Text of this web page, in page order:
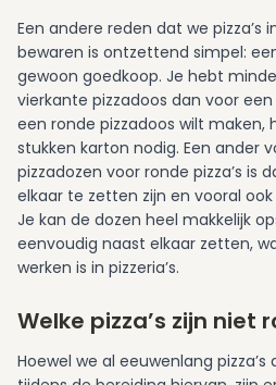
Een andere reden dat we pizza’s
bewaren is ontzettend simpel:
gewoon goedkoop. Je hebt
vierkante pizzadoos dan voor
een ronde pizzadoos wilt maken,
stukken karton nodig. Een ander
pizzadozen voor ronde pizza’s is
elkaar te zetten zijn en vooral
Je kan de dozen heel makkelijk
eenvoudig naast elkaar zetten,
werken is in pizzeria’s.
Welke pizza’s zijn niet
Hoewel we al eeuwenlang